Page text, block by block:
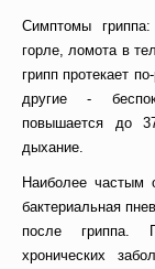
Симптомы
горле, ломота в
грипп протекает
другие -
повышается до
дыхание.
Наиболее частым
бактериальная
после гриппа.
хронических